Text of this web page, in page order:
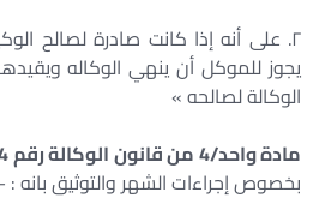
۲. على أنه إذا كانت صادرة لصالح
يجوز للموكل أن ينهي الوكاله
الوكالة لصالحه »
مادة واحد/4 من قانون الوكالة رقم 24 لسنة 1968 :
بخصوص إجراءات الشهر والتوثيق بانه :